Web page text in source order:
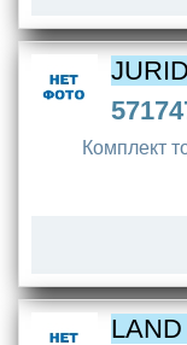
JURID
Комплект